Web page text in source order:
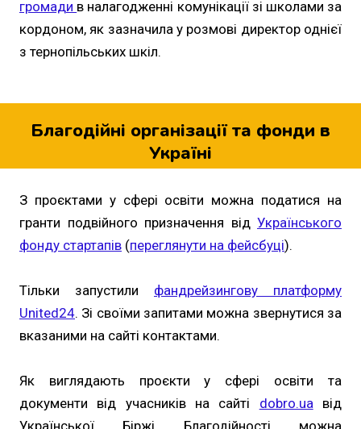
громади в налагодженні комунікації зі школами за
кордоном, як зазначила у розмові директор однієї
з тернопільських шкіл.
Благодійні організації та фонди в
Україні
З проєктами у сфері освіти можна податися на
гранти подвійного призначення від Українського
фонду стартапів (переглянути на фейсбуці).
Тільки запустили фандрейзингову платформу
United24. Зі своїми запитами можна звернутися за
вказаними на сайті контактами.
Як виглядають проєкти у сфері освіти та
документи від учасників на сайті dobro.uaвід